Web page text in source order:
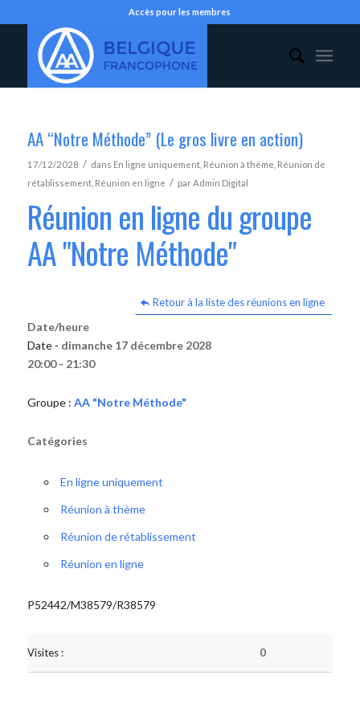
Accès pour les membres
AA “Notre Méthode” (Le gros livre en action)
17/12/2028 / dans En ligne uniquement, Réunion à thème Réunion de
rétablissement, Réunion en ligne / parAdmin Digital
Réunion en ligne du groupe
AA "Notre Méthode"
Retour à la liste des réunions en ligne
Date/heure
Date - dimanche 17 décembre 2028
20:00 - 21:30
Groupe : AA "Notre Méthode"
Catégories
En ligne uniquement
Réunion à thème
Réunion de rétablissement
Réunion en ligne
P52442/M38579/R38579
Visites : 0